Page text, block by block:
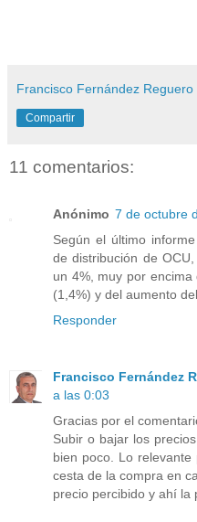
Francisco Fernández Reguero
Compartir
11 comentarios:
Anónimo 7 de octubre
Según el último
de distribución de
un 4%, muy por
(1,4%) y del aumento
Responder
Francisco Fernández
a las 0:03
Gracias por el
Subir o bajar los
bien poco. Lo
cesta de la compra en
precio percibido y ahí la